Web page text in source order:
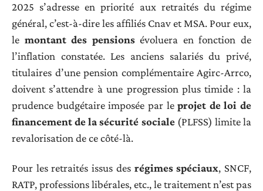
2025 s’adresse en priorité aux retraités du régime
général, c’est-à-dire les affiliés Cnav et MSA. Pour eux,
le montant des pensionsévoluera en fonction de
l’inflation constatée. Les anciens salariés du privé,
titulaires d’une pension complémentaire Agirc-Arrco,
doivent s’attendre à une progression plus timide : la
prudence budgétaire imposée par leprojet de loi de
financement de la sécurité sociale(PLFSS) limite la
revalorisation de ce côté-là.
Pour les retraités issus des régimes spéciaux, SNCF,
RATP, professions libérales, etc., le traitement n’est pas